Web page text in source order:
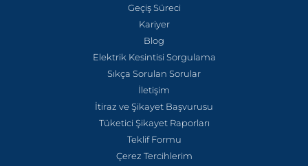
Geçiş Süreci
Kariyer
Blog
Elektrik Kesintisi Sorgulama
Sıkça Sorulan Sorular
İletişim
İtiraz ve Şikayet Başvurusu
Tüketici Şikayet Raporları
Teklif Formu
Çerez Tercihlerim